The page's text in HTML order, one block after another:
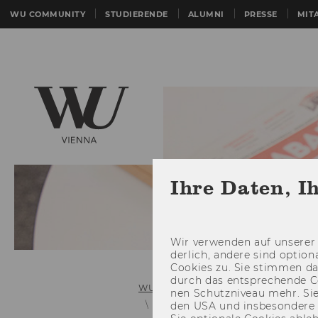
WU COMMUNITY STUDIERENDE ALUMNI PRESSE
WU (Wirtschaftsuniversität Wien)
Presseaussendung Details
Ihre Daten,
Wir ver­wen­den auf
der­lich, an­de­re sind
Coo­kies zu. Sie stim­men
durch das ent­spre­chen­de
nen Schutz­ni­veau mehr.
den USA und